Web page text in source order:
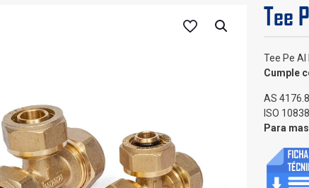
Tee
Tee Pe Al
Cumple
AS
ISO
Para